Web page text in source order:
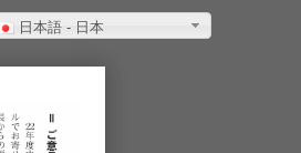
日本語 - 日本